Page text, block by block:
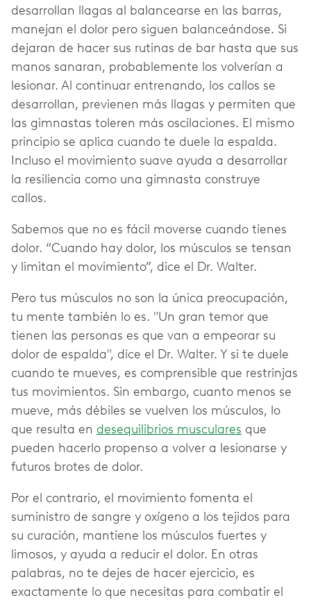
desarrollan llagas al balancearse en las barras,
manejan el dolor pero siguen balanceándose. Si
dejaran de hacer sus rutinas de bar hasta que sus
manos sanaran, probablemente los volverían a
lesionar. Al continuar entrenando, los callos se
desarrollan, previenen más llagas y permiten que
las gimnastas toleren más oscilaciones. El mismo
principio se aplica cuando te duele la espalda.
Incluso el movimiento suave ayuda a desarrollar
la resiliencia como una gimnasta construye
callos.
Sabemos que no es fácil moverse cuando tienes
dolor. “Cuando hay dolor, los músculos se tensan
y limitan el movimiento”, dice el Dr. Walter.
Pero tus músculos no son la única preocupación,
tu mente también lo es. "Un gran temor que
tienen las personas es que van a empeorar su
dolor de espalda", dice el Dr. Walter. Y si te duele
cuando te mueves, es comprensible que restrinjas
tus movimientos. Sin embargo, cuanto menos se
mueve, más débiles se vuelven los músculos, lo
que resulta en desequilibrios musculares que
pueden hacerlo propenso a volver a lesionarse y
futuros brotes de dolor.
Por el contrario, el movimiento fomenta el
suministro de sangre y oxígeno a los tejidos para
su curación, mantiene los músculos fuertes y
limosos, y ayuda a reducir el dolor. En otras
palabras, no te dejes de hacer ejercicio, es
exactamente lo que necesitas para combatir el